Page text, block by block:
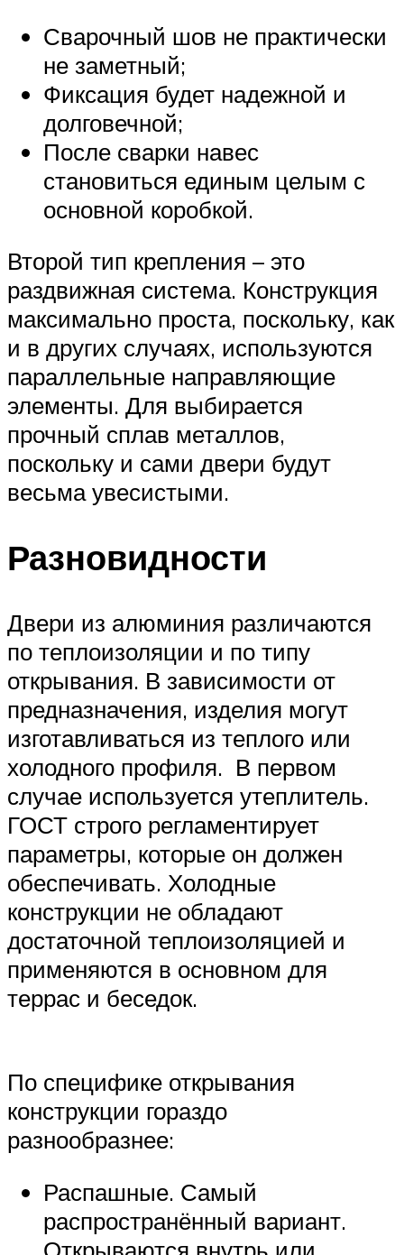
Сварочный шов не практически
не заметный;
Фиксация будет надежной и
долговечной;
После сварки навес
становиться единым целым с
основной коробкой.
Второй тип крепления – это
раздвижная система. Конструкция
максимально проста, поскольку, как
и в других случаях, используются
параллельные направляющие
элементы. Для выбирается
прочный сплав металлов,
поскольку и сами двери будут
весьма увесистыми.
Разновидности
Двери из алюминия различаются
по теплоизоляции и по типу
открывания. В зависимости от
предназначения, изделия могут
изготавливаться из теплого или
холодного профиля. В первом
случае используется утеплитель.
ГОСТ строго регламентирует
параметры, которые он должен
обеспечивать. Холодные
конструкции не обладают
достаточной теплоизоляцией и
применяются в основном для
террас и беседок.
По специфике открывания
конструкции гораздо
разнообразнее:
Распашные. Самый
распространённый вариант.